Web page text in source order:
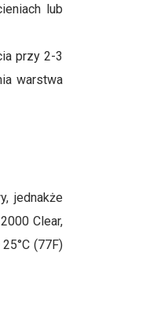
lub
przy 2-3
warstwa
jednakże
Clear,
(77F)